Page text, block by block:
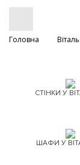
Головна
СТІНКИ У
ШАФИ У